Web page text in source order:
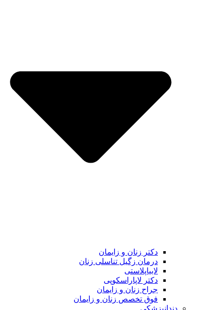
دکتر زنان و زایمان
درمان زگیل تناسلی زنان
لابیاپلاستی
دکتر لاپاراسکوپی
جراح زنان و زایمان
فوق تخصص زنان و زایمان
دندانپزشکی